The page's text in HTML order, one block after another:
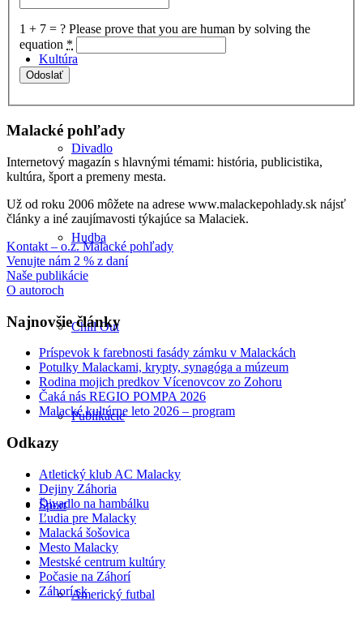
Kultúra
Divadlo
Hudba
Chill Out
Publikácie
Šport
Americký futbal
1 + 7 = ? Please prove that you are human by solving the
equation *
Malacké pohľady
Internetový magazín s hlavnými témami: história, publicistika,
kultúra, šport a premeny mesta.
Už od roku 2006 môžete na adrese www.malackepohlady.sk nájsť
články a iné zaujímavosti týkajúce sa Malaciek.
Kontakt – o.z. Malacké pohľady
Venujte nám 2 % z daní
Naše publikácie
O autoroch
Najnovšie články
Príspevok k farebnosti fasády zámku v Malackách
Potulky Malackami, krypty, synagóga a múzeum
Rodina mojich predkov Vícenovcov zo Zohoru
Čaká nás REGIO POMPA 2026
Malacké kultúrne leto 2026 – program
Odkazy
Atletický klub AC Malacky
Dejiny Záhoria
Divadlo na hambálku
Ľudia pre Malacky
Malacká šošovica
Mesto Malacky
Mestské centrum kultúry
Počasie na Záhorí
Záhorí.sk